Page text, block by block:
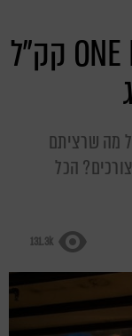
תפריט מסה ONE BODY 1900 קק"ל
קלוריות – כל מה שרציתם
הכל
131.3k